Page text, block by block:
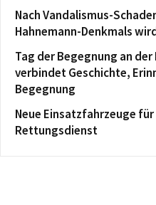
Nach Vandalismus-
Hahnemann-Denkmals
Tag der Begegnung an
verbindet Geschichte,
Begegnung
Neue Einsatzfahrzeuge
Rettungsdienst